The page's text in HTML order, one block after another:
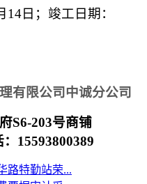
日；竣工日期：
有限公司中诚分公司
S6-203号商铺
15593800389
路特勤站荣...